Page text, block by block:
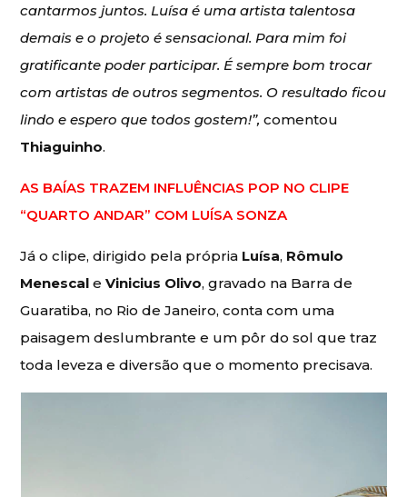
cantarmos juntos. Luísa é uma artista talentosa
demais e o projeto é sensacional. Para mim foi
gratificante poder participar. É sempre bom trocar
com artistas de outros segmentos. O resultado ficou
lindo e espero que todos gostem!”, comentou
Thiaguinho.
AS BAÍAS TRAZEM INFLUÊNCIAS POP NO CLIPE
“QUARTO ANDAR” COM LUÍSA SONZA
Já o clipe, dirigido pela própria Luísa, Rômulo
Menescal eVinicius Olivo, gravado na Barra de
Guaratiba, no Rio de Janeiro, conta com uma
paisagem deslumbrante e um pôr do sol que traz
toda leveza e diversão que o momento precisava.